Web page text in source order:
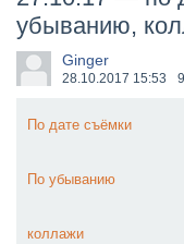
​Anthrax
убыванию,
Ginger
28.10.2017 15:53
По дате съёмки
По убыванию
коллажи